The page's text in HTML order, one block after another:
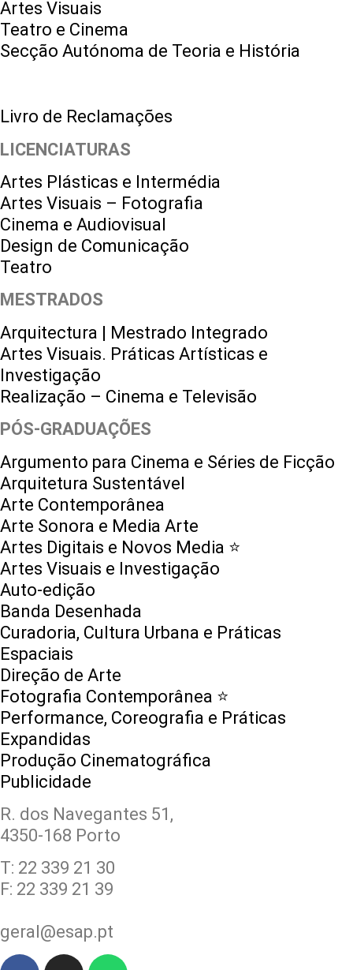
Artes Visuais
Teatro e Cinema
Secção Autónoma de Teoria e História
Livro de Reclamações
LICENCIATURAS
Artes Plásticas e Intermédia
Artes Visuais – Fotografia
Cinema e Audiovisual
Design de Comunicação
Teatro
MESTRADOS
Arquitectura | Mestrado Integrado
Artes Visuais. Práticas Artísticas e
Investigação
Realização – Cinema e Televisão
PÓS-GRADUAÇÕES
Argumento para Cinema e Séries de Ficção
Arquitetura Sustentável
Arte Contemporânea
Arte Sonora e Media Arte
Artes Digitais e Novos Media ⭐️
Artes Visuais e Investigação
Auto-edição
Banda Desenhada
Curadoria, Cultura Urbana e Práticas
Espaciais
Direção de Arte
Fotografia Contemporânea ⭐️
Performance, Coreografia e Práticas
Expandidas
Produção Cinematográfica
Publicidade
R. dos Navegantes 51,
4350-168 Porto
T: 22 339 21 30
F: 22 339 21 39
geral@esap.pt